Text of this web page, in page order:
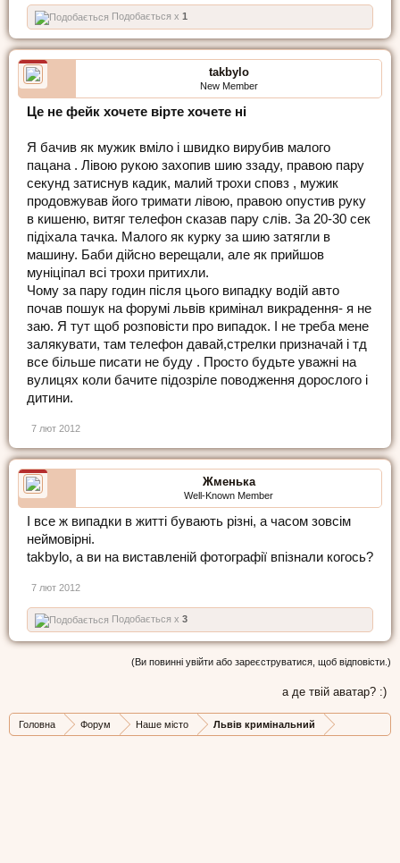
Подобається x 1
takbylo
New Member
Це не фейк хочете вiрте хочете нi
Я бачив як мужик вмiло i швидко вирубив малого
пацана . Лiвою рукою захопив шию ззаду, правою пару
секунд затиснув кадик, малий трохи сповз , мужик
продовжував його тримати лiвою, правою опустив руку
в кишеню, витяг телефон сказав пару слiв. За 20-30 сек
пiдiхала тачка. Малого як курку за шию затягли в
машину. Баби дiйсно верещали, але як прийшов
мунiцiпал всi трохи притихли.
Чому за пару годин пiсля цього випадку водiй авто
почав пошук на форумi львiв кримiнал викрадення- я не
заю. Я тут щоб розповiсти про випадок. I не треба мене
залякувати, там телефон давай,стрелки призначай i тд
все бiльше писати не буду . Просто будьте уважнi на
вулицях коли бачите пiдозрiле поводження дорослого i
дитини.
7 лют 2012
Жменька
Well-Known Member
І все ж випадки в житті бувають різні, а часом зовсім
неймовірні.
takbylo, а ви на виставленій фотографії впізнали когось?
7 лют 2012
Подобається x 3
(Ви повинні увійти або зареєструватися, щоб відповісти.)
а де твій аватар? :)
Головна Форум Наше місто Львів кримінальний